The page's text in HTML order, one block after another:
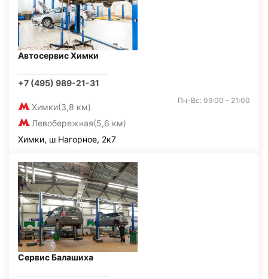
Автосервис Химки
+7 (495) 989-21-31
Химки(3,8 км)
Левобережная(5,6 км)
Пн-Вс: 09:00 - 21:00
Химки, ш Нагорное, 2к7
Сервис Балашиха